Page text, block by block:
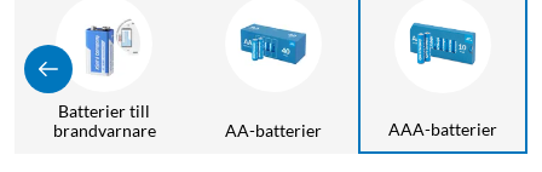
Batterier till
brandvarnare
AA-batterier AAA-batterier